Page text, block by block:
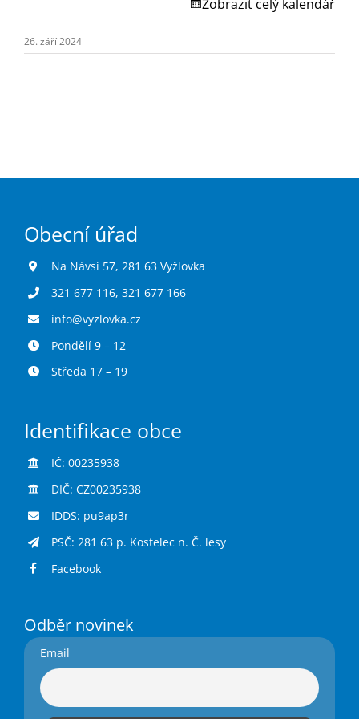
Turistika
Koupaliště
Zobrazit celý kalendář
26. září 2024
Obecní úřad
Na Návsi 57, 281 63 Vyžlovka
321 677 116, 321 677 166
info@vyzlovka.cz
Pondělí 9 – 12
Středa 17 – 19
Identifikace obce
IČ: 00235938
DIČ: CZ00235938
IDDS: pu9ap3r
PSČ: 281 63 p. Kostelec n. Č. lesy
Facebook
Odběr novinek
Email